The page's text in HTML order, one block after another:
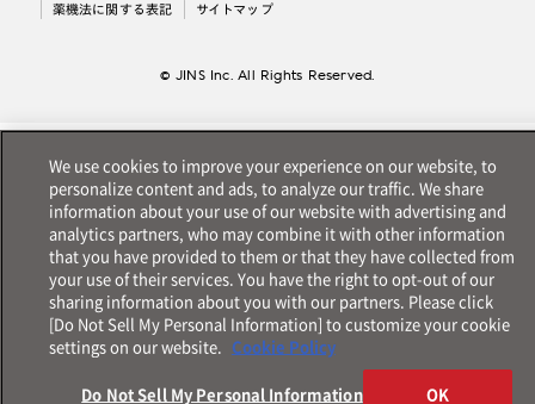
薬機法に関する表記 サイトマップ
© JINS Inc. All Rights Reserved.
We use cookies to improve your experience on our website, to
personalize content and ads, to analyze our traffic. We share
information about your use of our website with advertising and
analytics partners, who may combine it with other information
that you have provided to them or that they have collected from
your use of their services. You have the right to opt-out of our
sharing information about you with our partners. Please click
[Do Not Sell My Personal Information] to customize your cookie
settings on our website. Cookie Policy
Do Not Sell My Personal Information OK